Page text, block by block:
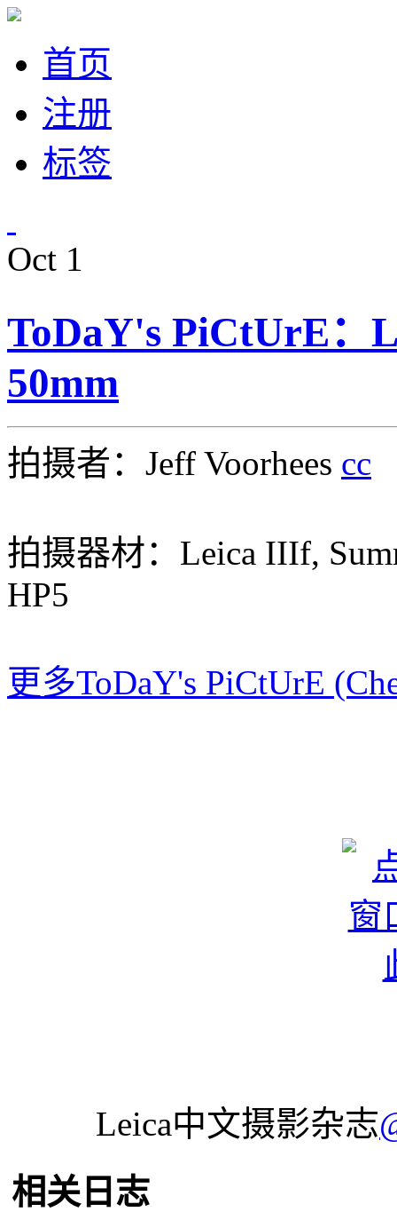
首页
注册
标签
Oct 1
ToDaY's PiCtUrE：
50mm
拍摄者：Jeff Voorhees cc
拍摄器材：Leica IIIf,
HP5
更多ToDaY's PiCtUrE
Leica中文摄影杂志
相关日志